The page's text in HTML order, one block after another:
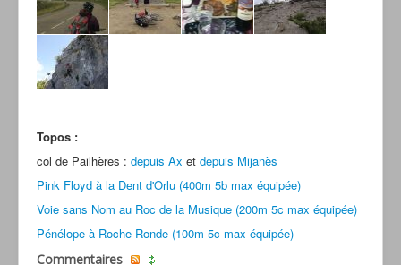
Topos :
col de Pailhères : depuis Ax et depuis Mijanès
Pink Floyd à la Dent d'Orlu (400m 5b max équipée)
Voie sans Nom au Roc de la Musique (200m 5c max équipée)
Pénélope à Roche Ronde (100m 5c max équipée)
Commentaires